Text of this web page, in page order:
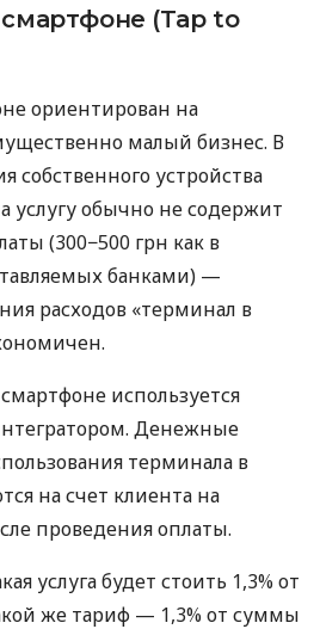
(Tap to
ориентирован на
малый бизнес. В
собственного устройства
услугу обычно не содержит
(300−500 грн как в
банками) —
расходов «терминал в
используется
Денежные
терминала в
на счет клиента на
проведения оплаты.
услуга будет стоить 1,3% от
же тариф — 1,3% от суммы